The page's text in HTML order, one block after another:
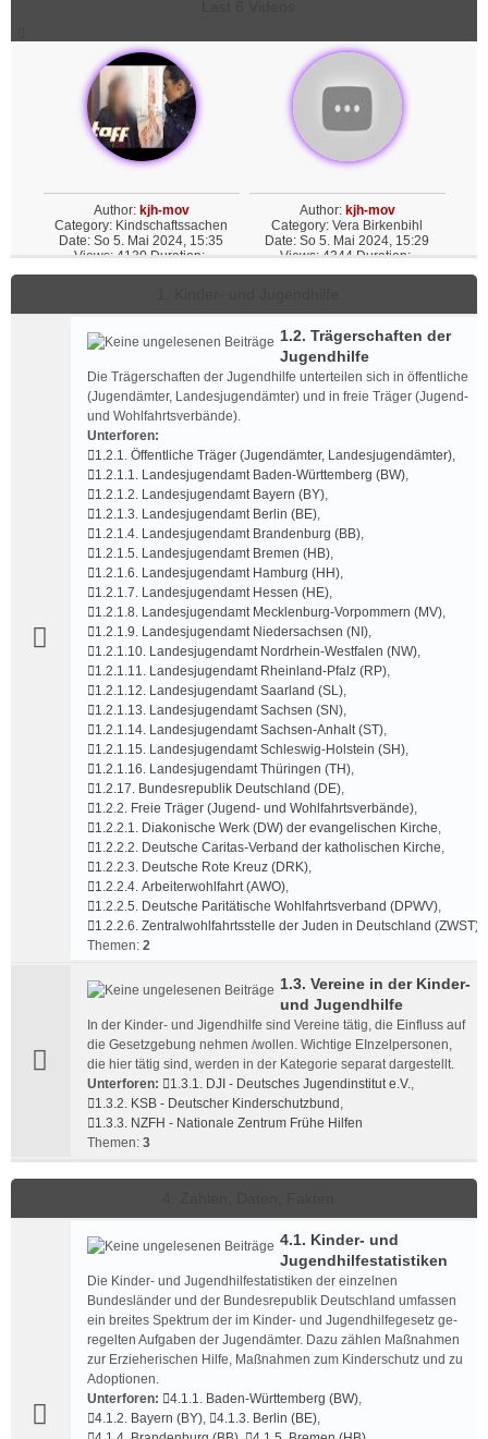
Author: kjh-mov
Category: Kindschaftssachen
Date: So 5. Mai 2024, 15:35
Views: 4130 Duration:
Author: kjh-mov
Category: Vera Birkenbihl
Date: So 5. Mai 2024, 15:29
Views: 4344 Duration:
Author:kjh-mov
Category:
Vera Birkenbihl
Date: So 5. Mai 2024, 15:19
Views: 3948 Duration:
Category: Vera Birkenbihl
Date: So 5. Mai 2024, 15:18
Views: 4276 Duration:
Author:kjh-mov
Category:Vera Birkenbihl
Date: So 5. Mai 2024, 15:09
Views: 4596 Duration:
Author:kjh-mov
Category:Vera Birkenbihl
Date: So 5. Mai 2024, 15:03
Views: 3881 Duration:
1.2. Trägerschaften der
Jugendhilfe
Die Trägerschaften der Jugendhilfe unterteilen sich in öffentliche
(Jugendämter, Landesjugendämter) und in freie Träger (Jugend-
und Wohlfahrtsverbände).
Unterforen:
1.2.1. Öffentliche Träger (Jugendämter, Landesjugendämter),
1.2.1.1. Landesjugendamt Baden-Württemberg (BW),
1.2.1.2. Landesjugendamt Bayern (BY),
1.2.1.3. Landesjugendamt Berlin (BE),
1.2.1.4. Landesjugendamt Brandenburg (BB),
1.2.1.5. Landesjugendamt Bremen (HB),
1.2.1.6. Landesjugendamt Hamburg (HH),
1.2.1.7. Landesjugendamt Hessen (HE),
1.2.1.8. Landesjugendamt Mecklenburg-Vorpommern (MV),
1.2.1.9. Landesjugendamt Niedersachsen (NI),
1.2.1.10. Landesjugendamt Nordrhein-Westfalen (NW),
1.2.1.11. Landesjugendamt Rheinland-Pfalz (RP),
1.2.1.12. Landesjugendamt Saarland (SL),
1.2.1.13. Landesjugendamt Sachsen (SN),
1.2.1.14. Landesjugendamt Sachsen-Anhalt (ST),
1.2.1.15. Landesjugendamt Schleswig-Holstein (SH),
1.2.1.16. Landesjugendamt Thüringen (TH),
1.2.17. Bundesrepublik Deutschland (DE),
1.2.2. Freie Träger (Jugend- und Wohlfahrtsverbände),
1.2.2.1. Diakonische Werk (DW) der evangelischen Kirche,
1.2.2.2. Deutsche Caritas-Verband der katholischen Kirche,
1.2.2.3. Deutsche Rote Kreuz (DRK),
1.2.2.4. Arbeiterwohlfahrt (AWO),
1.2.2.5. Deutsche Paritätische Wohlfahrtsverband (DPWV),
1.2.2.6. Zentralwohlfahrtsstelle der Juden in Deutschland (ZWST)
Themen: 2
1.3. Vereine in der Kinder-
und Jugendhilfe
In der Kinder- und Jigendhilfe sind Vereine tätig, die Einfluss auf
die Gesetzgebung nehmen /wollen. Wichtige EInzelpersonen,
die hier tätig sind, werden in der Kategorie separat dargestellt.
Unterforen:
1.3.1. DJI - Deutsches Jugendinstitut e.V.,
1.3.2. KSB - Deutscher Kinderschutzbund ,
1.3.3. NZFH - Nationale Zentrum Frühe Hilfen
Themen: 3
4.1. Kinder- und
Jugendhilfestatistiken
Die Kinder- und Jugendhilfestatistiken der einzelnen
Bundesländer und der Bundesrepublik Deutschland umfassen
ein breites Spektrum der im Kinder- und Jugend­hilfe­gesetz ge­
regel­ten Aufgaben der Jugend­ämter. Dazu zählen Maßnahmen
zur Erzieherischen Hilfe, Maßnahmen zum Kinder­schutz und zu
Adoptionen.
Unterforen:
4.1.1. Baden-Württemberg (BW),
4.1.2. Bayern (BY), 4.1.3. Berlin (BE),